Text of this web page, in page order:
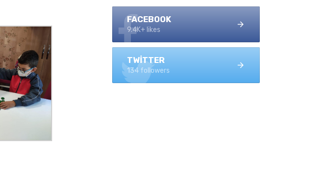
FACEBOOK
9.4K+ likes
TWITTER
134 followers